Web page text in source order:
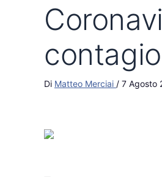
Di Matteo Merciai / 7 Agosto